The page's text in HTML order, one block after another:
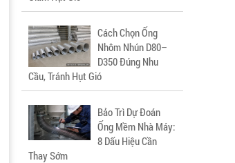
Cách Chọn Ống
Nhôm Nhún D80–
D350 Đúng Nhu
Cầu, Tránh Hụt Gió
Bảo Trì Dự Đoán
Ống Mềm Nhà Máy:
8 Dấu Hiệu Cần
Thay Sớm